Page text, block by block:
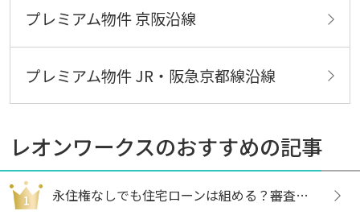
プレミアム物件 京阪沿線
プレミアム物件 JR・阪急京都線沿線
レオンワークスのおすすめの記事
永住権なしでも住宅ローンは組める？審査内容や借りる方法についても解説